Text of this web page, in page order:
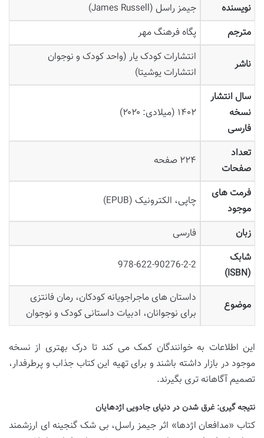
نویسنده
جیمز راسل (James Russell)
مترجم
پگاه فرهنگ مهر
ناشر
انتشارات کودک یار (واحد کودک و نوجوان
انتشارات یوشیتا)
سال انتشار
نسخه
فارسی
۱۴۰۲ (میلادی: ۲۰۲۰)
تعداد
صفحات
۲۲۴ صفحه
فرمت های
موجود
چاپی، الکترونیک (EPUB)
زبان
فارسی
شابک
(ISBN)
978-622-90276-2-2
موضوع
داستان های ماجراجویانه کودکان، رمان فانتزی
برای نوجوانان، ادبیات داستانی کودک و نوجوان
این اطلاعات به خوانندگان کمک می کند تا درک بهتری از نسخه
موجود در بازار داشته باشند و برای تهیه این کتاب جذاب و پرطرفدار،
تصمیم آگاهانه تری بگیرند.
نتیجه گیری: غرق شدن در دنیای جادویی اژدهایان
کتاب «مدافعان اژدها» اثر جیمز راسل، بی شک گنجینه ای ارزشمند